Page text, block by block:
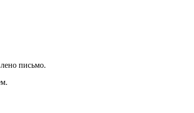
письмо.